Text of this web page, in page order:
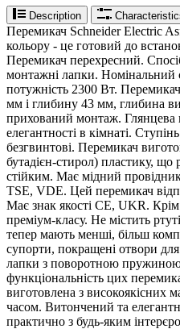
Description
Перемикач Schneider Electric
кольору - це готовий до
Перемикач перехресний.
монтажні лапки. Номінальний
потужність 2300 Вт.
мм і глибину 43 мм, глибина
прихований монтаж. Глянцева
елегантності в кімнаті.
безгвинтові. Перемикач
бутадієн-стирол) пластику,
стійким. Має мідний
TSE, VDE. Цей перемикач
Має знак якості CE, UKR.
преміум-класу. Не містить
тепер мають менші, більш
супорти, покращені отвори для
лапки з поворотною
функціональність цих
виготовлена ​​з високоякісних
часом. Витончений та
практично з будь-яким